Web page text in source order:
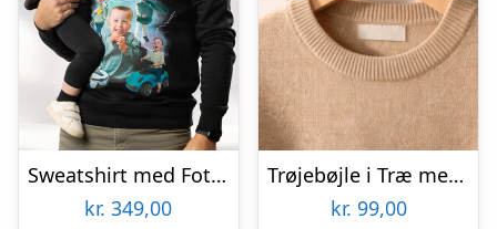
Sweatshirt med Fotocollage – 90’er Design
kr. 349,00
Trøjebøjle i Træ med Gravering – Egen Tekst
kr. 99,00